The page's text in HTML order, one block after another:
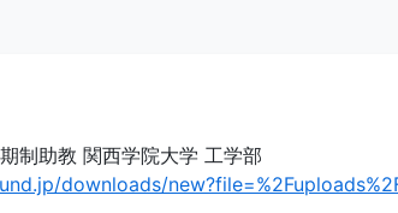
制助教 関西学院大学 工学部
downloads/